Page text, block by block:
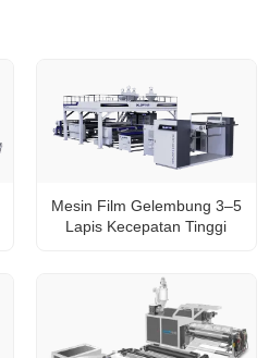
Mesin Film Gelembung 3–5
Lapis Kecepatan Tinggi